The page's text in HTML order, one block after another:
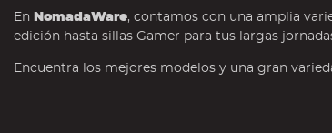
En NomadaWare, contamos con una amplia
edición hasta sillas Gamer para tus largas
Encuentra los mejores modelos y una gran